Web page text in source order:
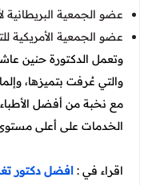
عضو الجمعية البريطانية
عضو الجمعية الأمريكية
وتعمل الدكتورة حنين
والتي عُرفت بتميزها،
مع نخبة من أفضل
الخدمات على أعلى
اقراء في :افضل دكتور